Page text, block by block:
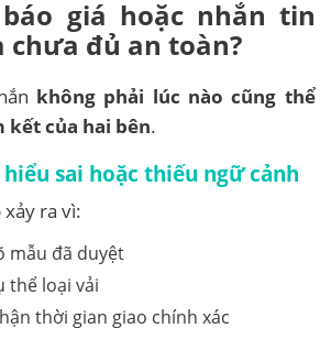
giá hoặc nhắn tin
chưa đủ an toàn?
không phải lúc nào cũng thể
kết của hai bên.
sai hoặc thiếu ngữ cảnh
ra vì:
mẫu đã duyệt
thể loại vải
thời gian giao chính xác